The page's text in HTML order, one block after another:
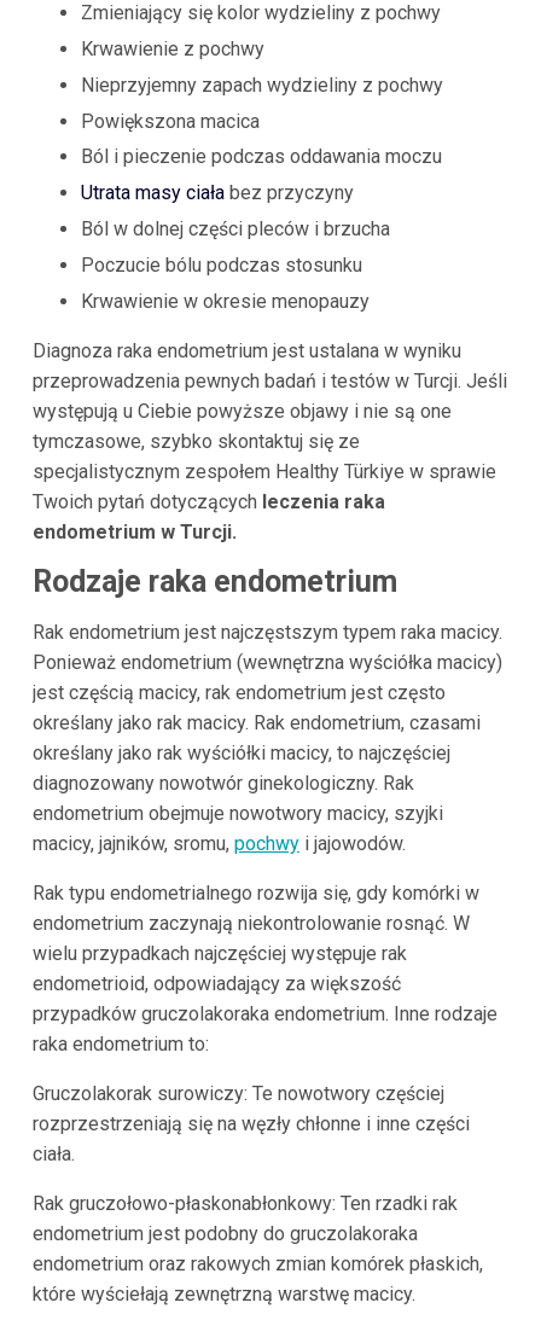
Zmieniający się kolor wydzieliny z pochwy
Krwawienie z pochwy
Nieprzyjemny zapach wydzieliny z pochwy
Powiększona macica
Ból i pieczenie podczas oddawania moczu
Utrata masy ciałabez przyczyny
Ból w dolnej części pleców i brzucha
Poczucie bólu podczas stosunku
Krwawienie w okresie menopauzy
Diagnoza raka endometrium jest ustalana w wyniku
przeprowadzenia pewnych badań i testów w Turcji. Jeśli
występują u Ciebie powyższe objawy i nie są one
tymczasowe, szybko skontaktuj się ze
specjalistycznym zespołem Healthy Türkiye w sprawie
Twoich pytań dotyczących leczenia raka
endometrium w Turcji.
Rodzaje raka endometrium
Rak endometrium jest najczęstszym typem raka macicy.
Ponieważ endometrium (wewnętrzna wyściółka macicy)
jest częścią macicy, rak endometrium jest często
określany jako rak macicy. Rak endometrium, czasami
określany jako rak wyściółki macicy, to najczęściej
diagnozowany nowotwór ginekologiczny. Rak
endometrium obejmuje nowotwory macicy, szyjki
macicy, jajników, sromu, pochwyi jajowodów.
Rak typu endometrialnego rozwija się, gdy komórki w
endometrium zaczynają niekontrolowanie rosnąć. W
wielu przypadkach najczęściej występuje rak
endometrioid, odpowiadający za większość
przypadków gruczolakoraka endometrium. Inne rodzaje
raka endometrium to:
Gruczolakorak surowiczy: Te nowotwory częściej
rozprzestrzeniają się na węzły chłonne i inne części
ciała.
Rak gruczołowo-płaskonabłonkowy: Ten rzadki rak
endometrium jest podobny do gruczolakoraka
endometrium oraz rakowych zmian komórek płaskich,
które wyściełają zewnętrzną warstwę macicy.